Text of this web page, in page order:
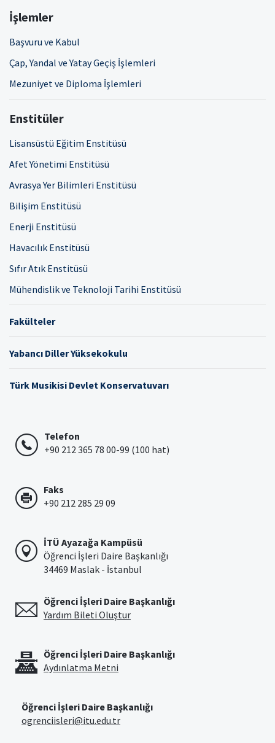
İşlemler
Başvuru ve Kabul
Çap, Yandal ve Yatay Geçiş İşlemleri
Mezuniyet ve Diploma İşlemleri
Enstitüler
Lisansüstü Eğitim Enstitüsü
Afet Yönetimi Enstitüsü
Avrasya Yer Bilimleri Enstitüsü
Bilişim Enstitüsü
Enerji Enstitüsü
Havacılık Enstitüsü
Sıfır Atık Enstitüsü
Mühendislik ve Teknoloji Tarihi Enstitüsü
Fakülteler
Yabancı Diller Yüksekokulu
Türk Musikisi Devlet Konservatuvarı
Telefon
+90 212 365 78 00-99 (100 hat)
Faks
+90 212 285 29 09
İTÜ Ayazağa Kampüsü
Öğrenci İşleri Daire Başkanlığı
34469 Maslak - İstanbul
Öğrenci İşleri Daire Başkanlığı
Yardım Bileti Oluştur
Öğrenci İşleri Daire Başkanlığı
Aydınlatma Metni
Öğrenci İşleri Daire Başkanlığı
ogrenciisleri@itu.edu.tr